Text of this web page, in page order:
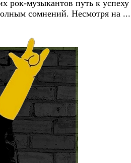
рок-музыкантов путь к успеху
сомнений. Несмотря на ...